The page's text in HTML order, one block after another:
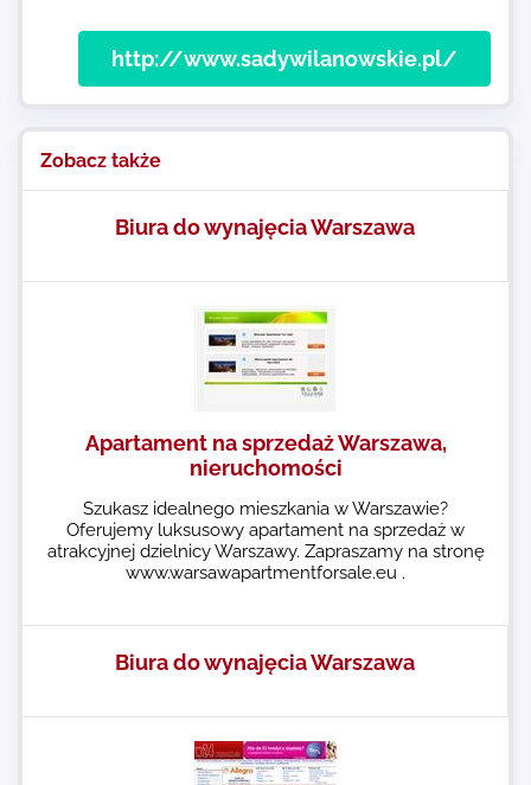
http://www.sadywilanowskie.pl/
Zobacz także
Biura do wynajęcia Warszawa
Apartament na sprzedaż Warszawa,
nieruchomości
Szukasz idealnego mieszkania w Warszawie?
Oferujemy luksusowy apartament na sprzedaż w
atrakcyjnej dzielnicy Warszawy. Zapraszamy na stronę
www.warsawapartmentforsale.eu .
Biura do wynajęcia Warszawa